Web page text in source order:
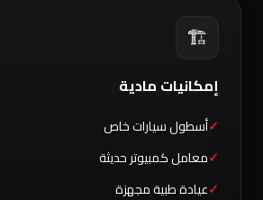
🏗️
إمكانيات مادية
أسطول سيارات خاص
معامل كمبيوتر حديثة
عيادة طبية مجهزة